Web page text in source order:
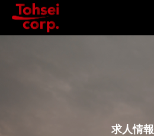
求人情報